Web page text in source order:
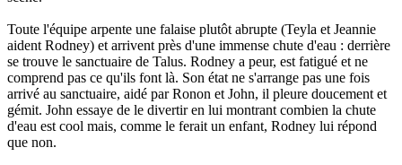
Toute l'équipe arpente une falaise plutôt abrupte (Teyla et Jeannie
aident Rodney) et arrivent près d'une immense chute d'eau : derrière
se trouve le sanctuaire de Talus. Rodney a peur, est fatigué et ne
comprend pas ce qu'ils font là. Son état ne s'arrange pas une fois
arrivé au sanctuaire, aidé par Ronon et John, il pleure doucement et
gémit. John essaye de le divertir en lui montrant combien la chute
d'eau est cool mais, comme le ferait un enfant, Rodney lui répond
que non.